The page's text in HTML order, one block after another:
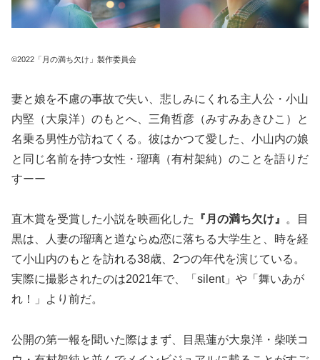
©2022「月の満ち欠け」製作委員会
妻と娘を不慮の事故で失い、悲しみにくれる主人公・小山
内堅（大泉洋）のもとへ、三角哲彦（みすみあきひこ）と
名乗る男性が訪ねてくる。彼はかつて愛した、小山内の娘
と同じ名前を持つ女性・瑠璃（有村架純）のことを語りだ
すーー
直木賞を受賞した小説を映画化した 『月の満ち欠け』
。目
黒は、人妻の瑠璃と道ならぬ恋に落ちる大学生と、時を経
て小山内のもとを訪れる38歳、2つの年代を演じている。
実際に撮影されたのは2021年で、「silent」や「舞いあが
れ！」より前だ。
公開の第一報を聞いた際はまず、目黒蓮が大泉洋・柴咲コ